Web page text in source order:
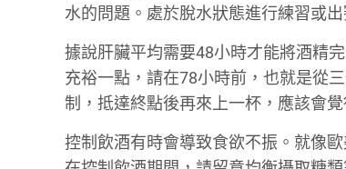
水的問題。處於脫水狀態進行練習或
據說肝臟平均需要48小時才能將酒精
充裕一點，請在78小時前，也就是從
制，抵達終點後再來上一杯，應該會覺
控制飲酒有時會導致食欲不振。就像